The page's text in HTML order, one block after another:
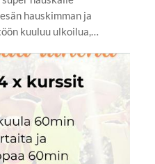
hauskimman ja
kuuluu ulkoilua,…